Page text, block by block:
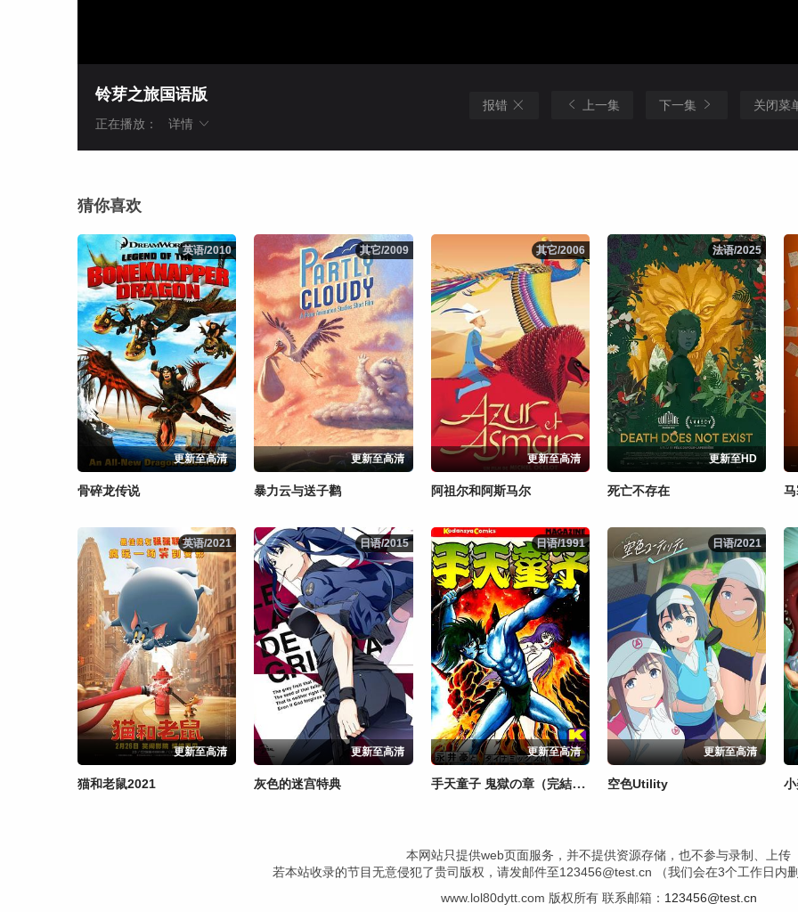
报错 上一集 下一集 关闭菜
铃芽之旅国语版
正在播放： 详情
猜你喜欢
英语/2010
英语/2010
更新至高清
骨碎龙传说
其它/2009
其它/2009
更新至高清
暴力云与送子鹳
其它/2006
其它/2006
更新至高清
阿祖尔和阿斯马尔
法语/2025
法语/2025
更新至HD
死亡不存在
英语/2021
英语/2021
更新至高清
猫和老鼠2021
日语/2015
日语/2015
更新至高清
灰色的迷宫特典
日语/1991
日语/1991
更新至高清
手天童子 鬼獄の章（完結編）
日语/2021
日语/2021
更新至高清
空色Utility
本网站只提供web页面服务，并不提供资源存储，也不参与录制、上传
若本站收录的节目无意侵犯了贵司版权，请发邮件至123456@test.cn （我们会在3个工作日内
www.lol80dytt.com 版权所有 联系邮箱： 123456@test.cn